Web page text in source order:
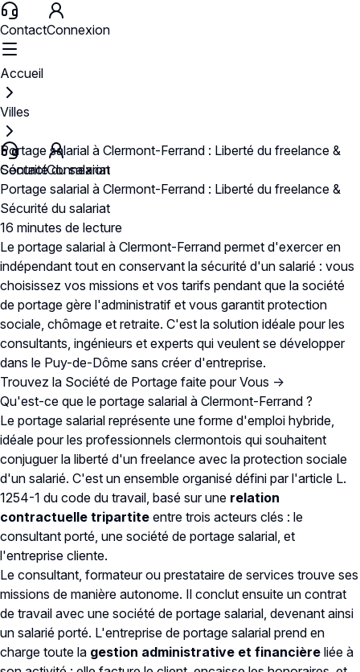
ContactConnexion
ContactConnexion
Accueil
Villes
Portage salarial à Clermont-Ferrand : Liberté du freelance &
Sécurité du salariat
Portage salarial à Clermont-Ferrand : Liberté du freelance &
Sécurité du salariat
16 minutes de lecture
Le portage salarial à Clermont-Ferrand permet d'exercer en
indépendant tout en conservant la sécurité d'un salarié : vous
choisissez vos missions et vos tarifs pendant que la société
de portage gère l'administratif et vous garantit protection
sociale, chômage et retraite. C'est la solution idéale pour les
consultants, ingénieurs et experts qui veulent se développer
dans le Puy-de-Dôme sans créer d'entreprise.
Trouvez la Société de Portage faite pour Vous →
Qu'est-ce que le portage salarial à Clermont-Ferrand ?
Le portage salarial représente une forme d'emploi hybride,
idéale pour les professionnels clermontois qui souhaitent
conjuguer la liberté d'un freelance avec la protection sociale
d'un salarié. C'est un ensemble organisé défini par l'article L.
1254-1 du code du travail, basé sur une relation
contractuelle tripartite entre trois acteurs clés : le
consultant porté, une société de portage salarial, et
l'entreprise cliente.
Le consultant, formateur ou prestataire de services trouve ses
missions de manière autonome. Il conclut ensuite un contrat
de travail avec une société de portage salarial, devenant ainsi
un salarié porté. L'entreprise de portage salarial prend en
charge toute la gestion administrative et financière liée à